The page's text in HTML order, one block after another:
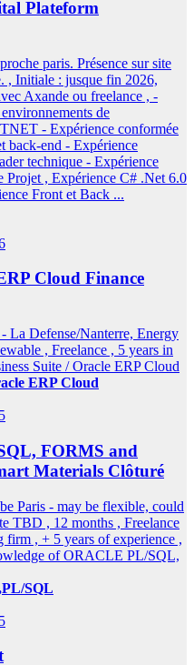
Plateform
paris. Présence sur site
, Initiale : jusque fin 2026,
Axande ou freelance , -
de
- Expérience conformée
back-end - Expérience
technique - Expérience
Projet , Expérience C# .Net 6.0
Front et Back ...
Cloud Finance
La Defense/Nanterre, Energy
, Freelance , 5 years in
Suite / Oracle ERP Cloud
ERP Cloud
FORMS and
Materials Clôturé
Paris - may be flexible, could
TBD , 12 months , Freelance
, + 5 years of experience ,
of ORACLE PL/SQL,
SQL